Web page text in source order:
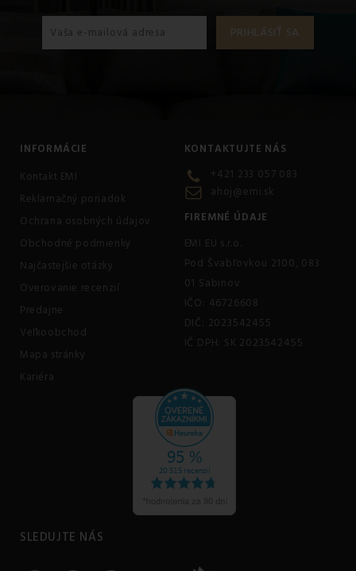
INFORMÁCIE
Kontakt EMI
Reklamačný poriadok
Ochrana osobných údajov
Obchodné podmienky
Najčastejšie otázky
Overovanie recenzií
Predajne
Veľkoobchod
Mapa stránky
Kariéra
KONTAKTUJTE NÁS
+421 233 057 083
ahoj@emi.sk
FIREMNÉ ÚDAJE
EMI EU s.r.o.
Pod Švabľovkou 2100, 083
01 Sabinov
IČO: 46726608
DIČ: 2023542455
IČ DPH: SK 2023542455
SLEDUJTE NÁS